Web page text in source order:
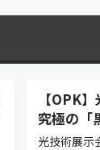
【OPK
究極の「
光技術展示